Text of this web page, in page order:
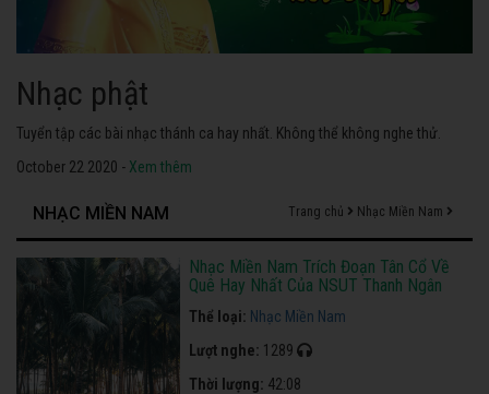
Nhạc phật
Tuyển tập các bài nhạc thánh ca hay nhất. Không thể không nghe thử.
October 22 2020 - Xem thêm
NHẠC MIỀN NAM Trang chủ Nhạc Miền Nam
Nhạc Miền Nam Trích Đoạn Tân Cổ Về
Quê Hay Nhất Của NSUT Thanh Ngân
Thể loại: Nhạc Miền Nam
Lượt nghe: 1289
Thời lượng: 42:08